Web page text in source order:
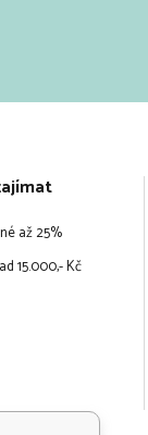
až 25%
15.000,- Kč